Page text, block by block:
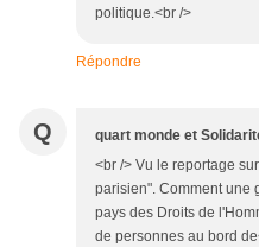
politique.<br />
Répondre
Q quart monde et
<br /> Vu le reportage
parisien". Comment une
pays des Droits de
de personnes au bord